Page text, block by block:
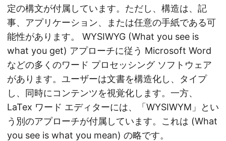
定の構文が付属しています。ただし、構造は、記
事、アプリケーション、または任意の手紙である可
能性があります。 WYSIWYG (What you see is
what you get) アプローチに従う Microsoft Word
などの多くのワード プロセッシング ソフトウェア
があります。ユーザーは文書を構造化し、タイプ
し、同時にコンテンツを視覚化します。一方、
LaTex ワード エディターには、「WYSIWYM」とい
う別のアプローチが付属しています。これは (What
you see is what you mean) の略です。